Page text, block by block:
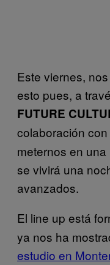
Este viernes,
esto pues, a
FUTURE
colaboración con
meternos en
se vivirá una
avanzados.
El line up está
ya nos ha
estudio en